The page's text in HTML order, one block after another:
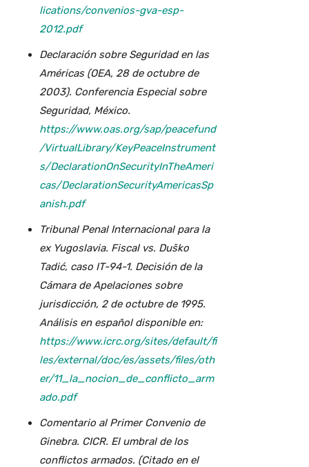
lications/convenios-gva-esp-
2012.pdf
Declaración sobre Seguridad en las
Américas (OEA, 28 de octubre de
2003). Conferencia Especial sobre
Seguridad, México.
https://www.oas.org/sap/peacefund
/VirtualLibrary/KeyPeaceInstrument
s/DeclarationOnSecurityInTheAmeri
cas/DeclarationSecurityAmericasSp
anish.pdf
Tribunal Penal Internacional para la
ex Yugoslavia. Fiscal vs. Duško
Tadić, caso IT-94-1. Decisión de la
Cámara de Apelaciones sobre
jurisdicción, 2 de octubre de 1995.
Análisis en español disponible en:
https://www.icrc.org/sites/default/fi
les/external/doc/es/assets/files/oth
er/11_la_nocion_de_conflicto_arm
ado.pdf
Comentario al Primer Convenio de
Ginebra. CICR. El umbral de los
conflictos armados. (Citado en el